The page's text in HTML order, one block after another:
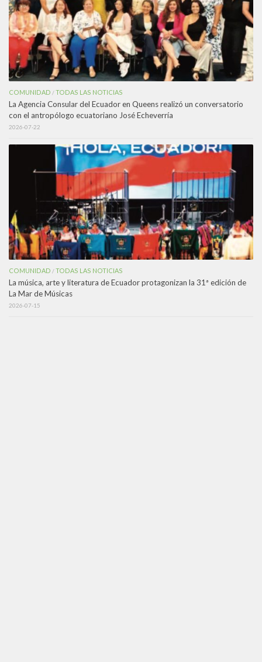
COMUNIDAD /TODAS LAS NOTICIAS
La Agencia Consular del Ecuador en Queens realizó un conversatorio
con el antropólogo ecuatoriano José Echeverría
2026-07-22
COMUNIDAD /TODAS LAS NOTICIAS
La música, arte y literatura de Ecuador protagonizan la 31ª edición de
La Mar de Músicas
2026-07-15